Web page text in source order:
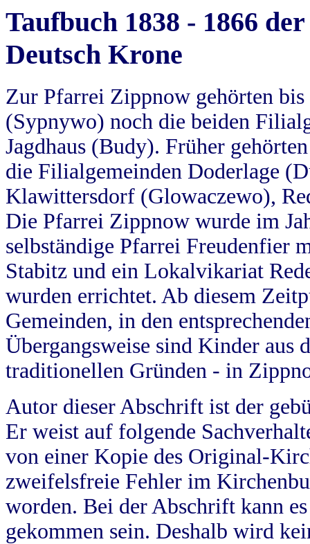
Taufbuch 1838 - 1866
Deutsch Krone
Zur Pfarrei Zippnow gehörten
(Sypnywo) noch die beiden
Jagdhaus (Budy). Früher
die Filialgemeinden Doderlage
Klawittersdorf (Glowaczewo),
Die Pfarrei Zippnow wurde im
selbständige Pfarrei Freudenfier
Stabitz und ein Lokalvikariat
wurden errichtet. Ab diesem
Gemeinden, in den
Übergangsweise sind Kinder aus
traditionellen Gründen - in
Autor dieser Abschrift ist der
Er weist auf folgende
von einer Kopie des Original-
zweifelsfreie Fehler im
worden. Bei der Abschrift kann
gekommen sein. Deshalb wird